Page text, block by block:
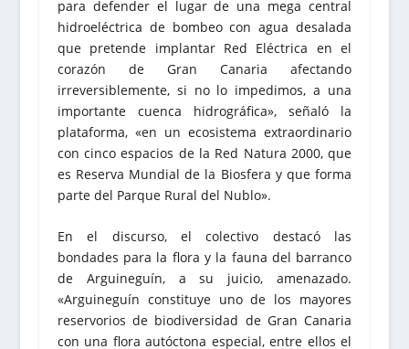
para defender el lugar de una mega central
hidroeléctrica de bombeo con agua desalada
que pretende implantar Red Eléctrica en el
corazón de Gran Canaria afectando
irreversiblemente, si no lo impedimos, a una
importante cuenca hidrográfica», señaló la
plataforma, «en un ecosistema extraordinario
con cinco espacios de la Red Natura 2000, que
es Reserva Mundial de la Biosfera y que forma
parte del Parque Rural del Nublo».
En el discurso, el colectivo destacó las
bondades para la flora y la fauna del barranco
de Arguineguín, a su juicio, amenazado.
«Arguineguín constituye uno de los mayores
reservorios de biodiversidad de Gran Canaria
con una flora autóctona especial, entre ellos el